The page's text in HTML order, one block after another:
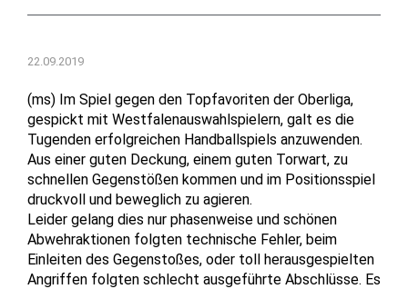
22.09.2019
(ms) Im Spiel gegen den Topfavoriten der Oberliga,
gespickt mit Westfalenauswahlspielern, galt es die
Tugenden erfolgreichen Handballspiels anzuwenden.
Aus einer guten Deckung, einem guten Torwart, zu
schnellen Gegenstößen kommen und im Positionsspiel
druckvoll und beweglich zu agieren.
Leider gelang dies nur phasenweise und schönen
Abwehraktionen folgten technische Fehler, beim
Einleiten des Gegenstoßes, oder toll herausgespielten
Angriffen folgten schlecht ausgeführte Abschlüsse. Es